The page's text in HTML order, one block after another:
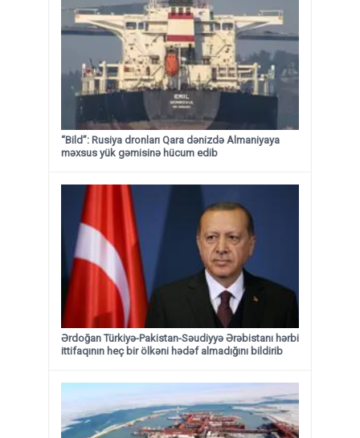
“Bild”: Rusiya dronları Qara dənizdə Almaniyaya
məxsus yük gəmisinə hücum edib
Ərdoğan Türkiyə-Pakistan-Səudiyyə Ərəbistanı hərbi
ittifaqının heç bir ölkəni hədəf almadığını bildirib